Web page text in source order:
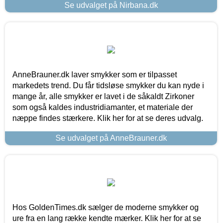
Se udvalget på Nirbana.dk
AnneBrauner.dk laver smykker som er tilpasset
markedets trend. Du får tidsløse smykker du kan nyde i
mange år, alle smykker er lavet i de såkaldt Zirkoner
som også kaldes industridiamanter, et materiale der
næppe findes stærkere. Klik her for at se deres udvalg.
Se udvalget på AnneBrauner.dk
Hos GoldenTimes.dk sælger de moderne smykker og
ure fra en lang række kendte mærker. Klik her for at se